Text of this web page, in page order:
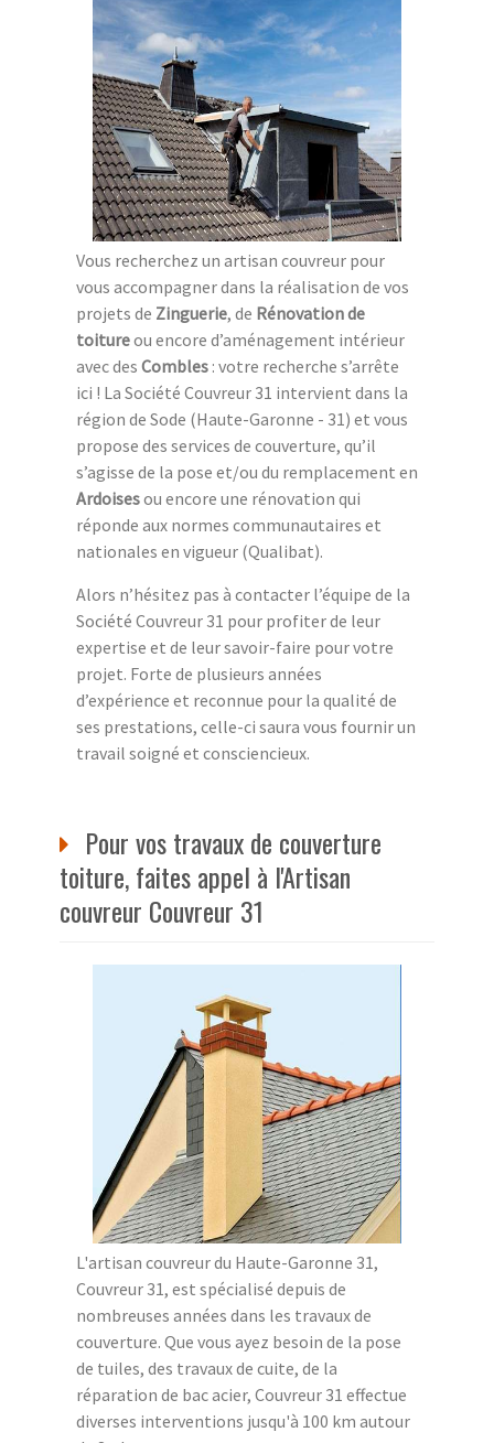
Vous recherchez un artisan couvreur pour
vous accompagner dans la réalisation de vos
projets de Zinguerie, de Rénovation de
toitureou encore d’aménagement intérieur
avec des Combles : votre recherche s’arrête
ici ! La Société Couvreur 31 intervient dans la
région de Sode (Haute-Garonne - 31) et vous
propose des services de couverture, qu’il
s’agisse de la pose et/ou du remplacement en
Ardoisesou encore une rénovation qui
réponde aux normes communautaires et
nationales en vigueur (Qualibat).
Alors n’hésitez pas à contacter l’équipe de la
Société Couvreur 31 pour profiter de leur
expertise et de leur savoir-faire pour votre
projet. Forte de plusieurs années
d’expérience et reconnue pour la qualité de
ses prestations, celle-ci saura vous fournir un
travail soigné et consciencieux.
Pour vos travaux de couverture
toiture, faites appel à l'Artisan
couvreur Couvreur 31
L'artisan couvreur du Haute-Garonne 31,
Couvreur 31, est spécialisé depuis de
nombreuses années dans les travaux de
couverture. Que vous ayez besoin de la pose
de tuiles, des travaux de cuite, de la
réparation de bac acier, Couvreur 31 effectue
diverses interventions jusqu'à 100 km autour